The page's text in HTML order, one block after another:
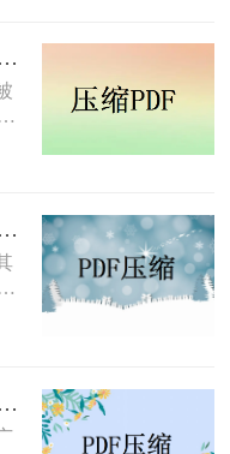
pdf怎么压缩的小一点？快来试试这4种压缩方法！
pdf怎么压缩的小一点？这四种压缩方法了解一下
如何把pdf压缩到指定大小？试试这4种压缩方法！